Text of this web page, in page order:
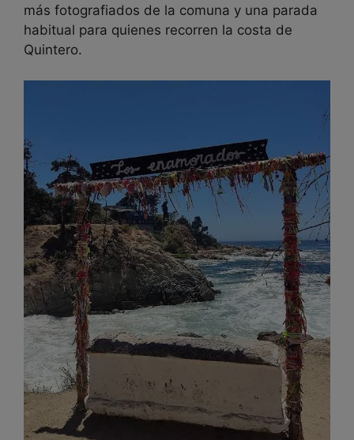
más fotografiados de la comuna y una parada
habitual para quienes recorren la costa de
Quintero.